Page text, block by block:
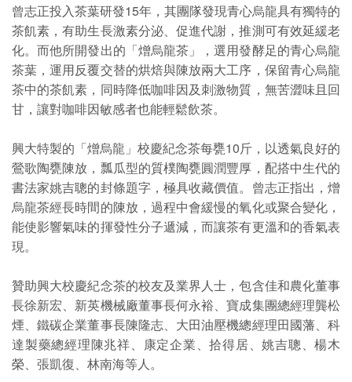
曾志正投入茶葉研發15年，其團隊發現青心烏龍具有獨特的
茶飢素，有助生長激素分泌、促進代謝，推測可有效延緩老
化。而他所開發出的「熷烏龍茶」，選用發酵足的青心烏龍
茶葉，運用反覆交替的烘焙與陳放兩大工序，保留青心烏龍
茶中的茶飢素，同時降低咖啡因及刺激物質，無苦澀味且回
甘，讓對咖啡因敏感者也能輕鬆飲茶。
興大特製的「熷烏龍」校慶紀念茶每甕10斤，以透氣良好的
鶯歌陶甕陳放，瓢瓜型的質樸陶甕圓潤豐厚，配搭中生代的
書法家姚吉聰的封條題字，極具收藏價值。曾志正指出，熷
烏龍茶經長時間的陳放，過程中會緩慢的氧化或聚合變化，
能使影響氣味的揮發性分子遞減，而讓茶有更溫和的香氣表
現。
贊助興大校慶紀念茶的校友及業界人士，包含佳和農化董事
長徐新宏、新英機械廠董事長何永裕、寶成集團總經理龔松
煙、鐵碳企業董事長陳隆志、大田油壓機總經理田國藩、科
達製藥總經理陳兆祥、康定企業、拾得居、姚吉聰、楊木
榮、張凱復、林南海等人。